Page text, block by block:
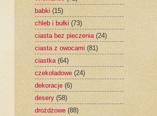
babki (15)
chleb i bułki (73)
ciasta bez pieczenia (24)
ciasta z owocami (81)
ciastka (64)
czekoladowe (24)
dekoracje (6)
desery (58)
drożdżowe (88)